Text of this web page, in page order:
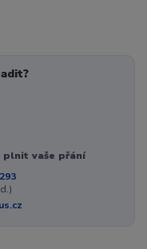
plnit vaše přání